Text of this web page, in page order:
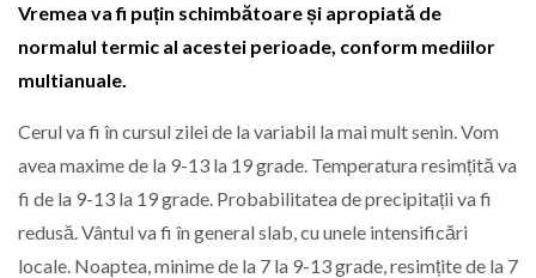
Vremea va fi puțin schimbătoare și apropiată de
normalul termic al acestei perioade, conform mediilor
multianuale.
Cerul va fi în cursul zilei de la variabil la mai mult senin. Vom
avea maxime de la 9-13 la 19 grade. Temperatura resimțită va
fi de la 9-13 la 19 grade. Probabilitatea de precipitații va fi
redusă. Vântul va fi în general slab, cu unele intensificări
locale. Noaptea, minime de la 7 la 9-13 grade, resimțite de la 7